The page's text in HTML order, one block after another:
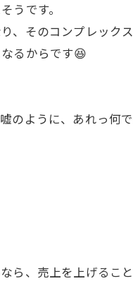
うです。
、そのコンプレック
るからです😆
のように、あれっ何
ら、売上を上げるこ